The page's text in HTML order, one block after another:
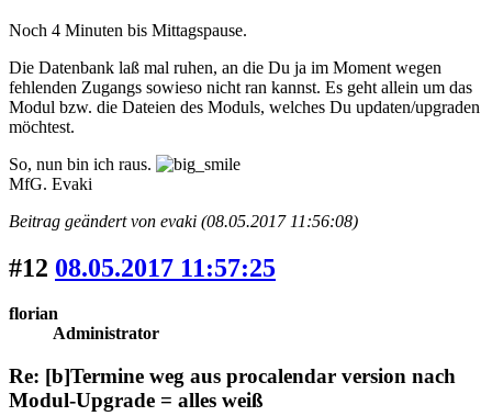
Noch 4 Minuten bis Mittagspause.
Die Datenbank laß mal ruhen, an die Du ja im Moment wegen
fehlenden Zugangs sowieso nicht ran kannst. Es geht allein um das
Modul bzw. die Dateien des Moduls, welches Du updaten/upgraden
möchtest.
So, nun bin ich raus.
MfG. Evaki
Beitrag geändert von evaki (08.05.2017 11:56:08)
#12 08.05.2017 11:57:25
florian
Administrator
Re: [b]Termine weg aus procalendar version nach
Modul-Upgrade = alles weiß